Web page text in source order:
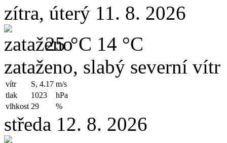
zítra, úterý 11. 8. 2026
25 °C 14 °C
zataženo, slabý severní vítr
vítr S, 4.17 m/s
tlak
1023
hPa
vlhkost 29 %
středa 12. 8. 2026